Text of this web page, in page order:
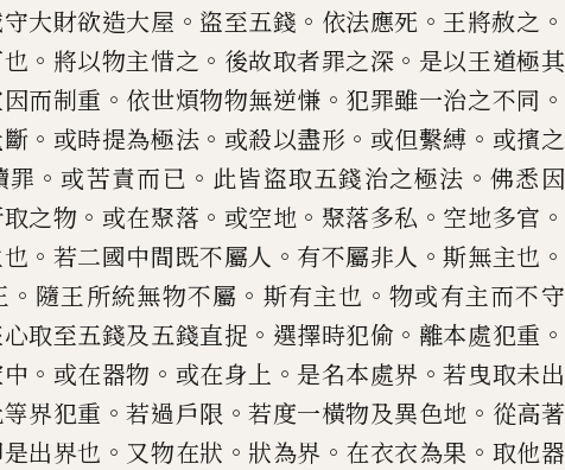
大財欲造大屋 。 盜至五錢 。 依法應死 。 王將赦之 。
。 將以物主惜之 。 後故取者罪之深 。 是以王道極其
而制重 。 依世煩物物無逆慊 。 犯罪雖一治之不同 。
斷 。 或時提為極法 。 或殺以盡形 。 或但繫縛 。 或擯之
罪 。 或苦責而已 。 此皆盜取五錢治之極法 。佛悉因
之物 。 或在聚落 。 或空地 。 聚落多私 。 空地多官 。
。 若二國中間既不屬人 。 有不屬非人 。斯無主也 。
。 隨王所統無物不屬 。 斯有主也 。 物或有主而不守
取至五錢及五錢直捉 。 選擇時犯偷 。 離本處犯重 。
中 。 或在器物 。 或在身上 。 是名本處界 。若曳取未出
界犯重 。若過戶限 。若度一橫物及異色地 。 從高著
出界也 。 又物在狀 。 狀為界 。 在衣衣為果 。 取他器